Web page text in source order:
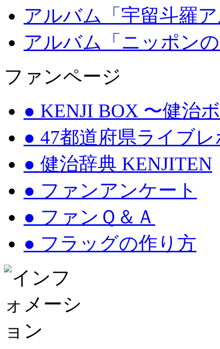
アルバム「宇留斗羅
アルバム「ニッポン
ファンページ
● KENJI BOX 〜健治
● 47都道府県ライブ
● 健治辞典 KENJITEN
● ファンアンケート
● ファンＱ＆Ａ
● フラッグの作り方